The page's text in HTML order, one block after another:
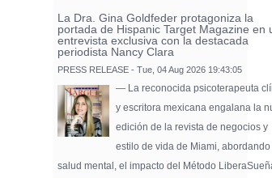
La Dra. Gina Goldfeder protagoniza la
portada de Hispanic Target Magazine en
entrevista exclusiva con la destacada
periodista Nancy Clara
PRESS RELEASE - Tue, 04 Aug 2026 19:43:05
— La reconocida psicoterapeuta
y escritora mexicana engalana la
edición de la revista de negocios y
estilo de vida de Miami,
salud mental, el impacto del Método